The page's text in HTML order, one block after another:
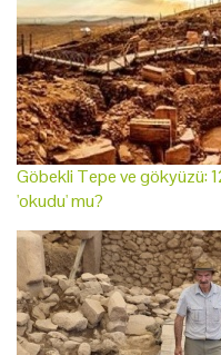
Göbekli Tepe ve gökyüzü:
'okudu' mu?